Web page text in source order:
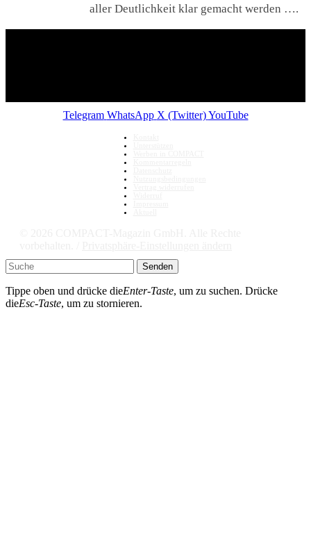
aller Deutlichkeit klar gemacht werden ….
Telegram WhatsApp X (Twitter) YouTube
Senden
Tippe oben und drücke dieEnter-Taste, um zu suchen. Drücke
dieEsc-Taste, um zu stornieren.